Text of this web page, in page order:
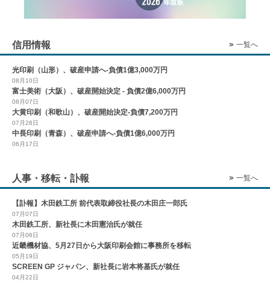
信用情報 一覧へ
光印刷（山形）、破産申請へ-負債1億3,000万円
08月10日
富士美術（大阪）、破産開始決定 - 負債2億6,000万円
08月07日
大黄印刷（和歌山）、破産開始決定-負債7,200万円
07月28日
中長印刷（青森）、破産申請へ-負債1億6,000万円
06月17日
人事・移転・訃報 一覧へ
【訃報】木田鉄工所 前代表取締役社長の木田庄一郎氏
07月07日
木田鉄工所、新社長に木田憲治氏が就任
07月06日
近畿機材協、5月27日から大阪印刷会館に事務所を移転
05月19日
SCREEN GP ジャパン、新社長に岩本将基氏が就任
04月22日